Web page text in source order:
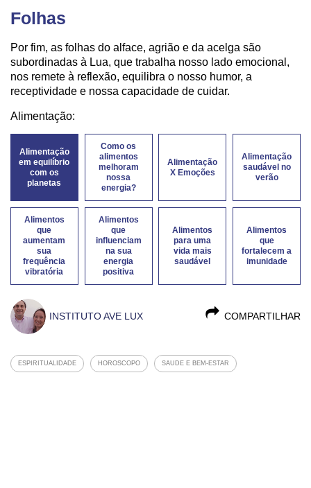
Folhas
Por fim, as folhas do alface, agrião e da acelga são
subordinadas à Lua, que trabalha nosso lado emocional,
nos remete à reflexão, equilibra o nosso humor, a
receptividade e nossa capacidade de cuidar.
Alimentação:
Alimentação
em equilíbrio
com os
planetas
Como os
alimentos
melhoram
nossa
energia?
Alimentação
X Emoções
Alimentação
saudável no
verão
Alimentos
que
aumentam
sua
frequência
vibratória
Alimentos
que
influenciam
na sua
energia
positiva
Alimentos
para uma
vida mais
saudável
Alimentos
que
fortalecem a
imunidade
COMPARTILHAR
INSTITUTO AVE LUX
ESPIRITUALIDADE HOROSCOPO SAUDE E BEM-ESTAR